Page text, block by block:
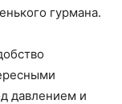
гурмана.
давлением и